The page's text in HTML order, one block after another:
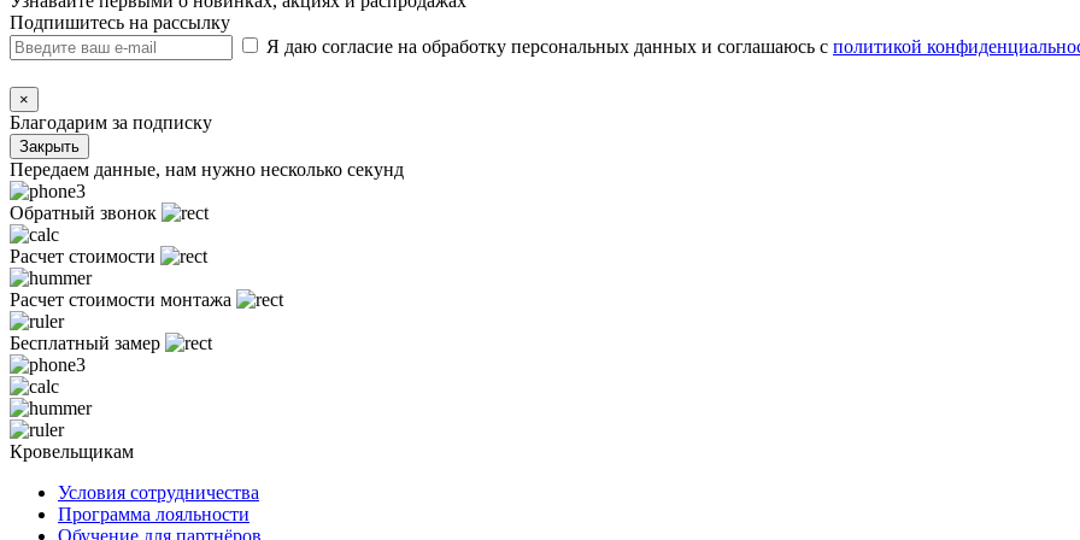
Подпишитесь на рассылку
Я даю согласие на обработку персональных данных и соглашаюсь с политикой
×
Благодарим за подписку
Закрыть
Передаем данные, нам нужно несколько секунд
Обратный звонок
Расчет стоимости
Расчет стоимости монтажа
Бесплатный замер
Кровельщикам
Условия сотрудничества
Программа лояльности